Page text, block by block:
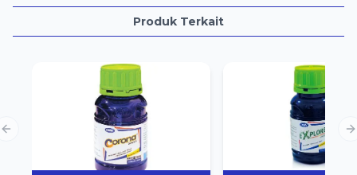
Produk Terkait
Previous slide